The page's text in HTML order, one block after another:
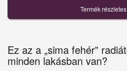
Termék
Ez az a „sima fehér”
minden lakásban van?